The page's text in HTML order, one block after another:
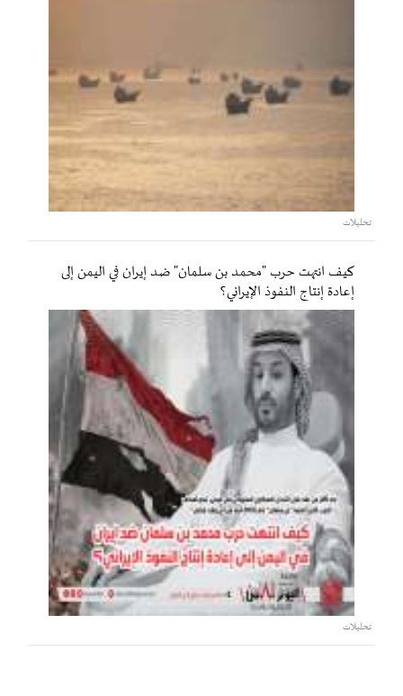
تحليلات
كيف انتهت حرب "محمد بن سلمان" ضد إيران في اليمن إلى
إعادة إنتاج النفوذ الإيراني؟
تحليلات